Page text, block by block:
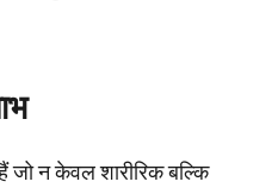
जो न केवल शारीरिक बल्कि